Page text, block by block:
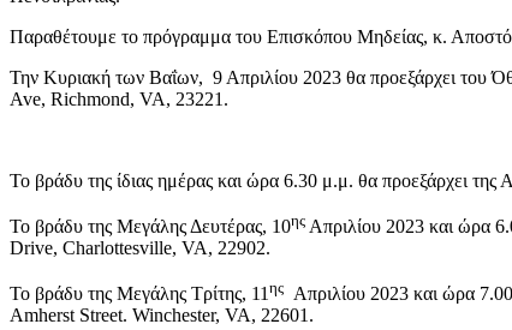
Παραθέτουμε το πρόγραμμα του Επισκόπου Μηδείας, κ.
Την Κυριακή των Βαΐων, 9 Απριλίου 2023 θα προεξάρχει του
Ave, Richmond, VA, 23221.
Το βράδυ της ίδιας ημέρας και ώρα 6.30 μ.μ. θα προεξάρχει
To βράδυ της Μεγάλης Δευτέρας, 10ης Απριλίου 2023 και ώρα
Drive, Charlottesville, VA, 22902.
Το βράδυ της Μεγάλης Τρίτης, 11ης Απριλίου 2023 και ώρα
Amherst Street. Winchester, VA, 22601.